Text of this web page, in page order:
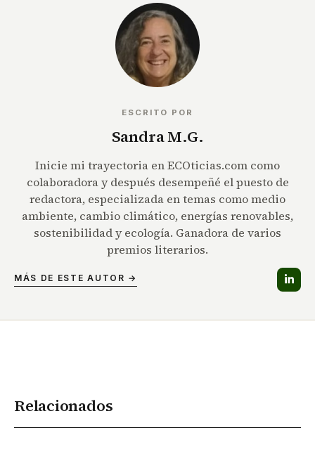
ESCRITO POR
Sandra M.G.
Inicie mi trayectoria en ECOticias.com como
colaboradora y después desempeñé el puesto de
redactora, especializada en temas como medio
ambiente, cambio climático, energías renovables,
sostenibilidad y ecología. Ganadora de varios
premios literarios.
MÁS DE ESTE AUTOR →
Relacionados